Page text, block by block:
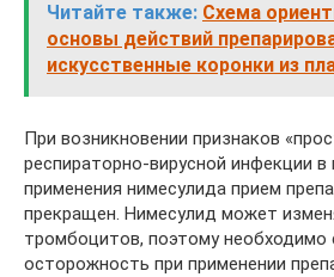
Читайте также: Схема
основы действий
искусственные коронки из
При возникновении признаков
респираторно-вирусной инфекции в
применения нимесулида прием
прекращен. Нимесулид может
тромбоцитов, поэтому
осторожность при применении